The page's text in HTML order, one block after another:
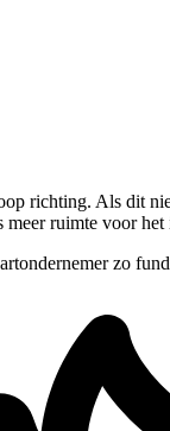
richting. Als dit
ruimte voor
zo